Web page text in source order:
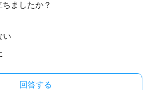
ましたか？
い